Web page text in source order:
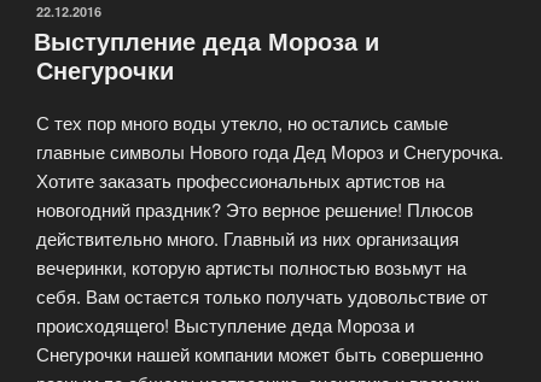
–
самые
праздники»
ОПУБЛИКОВАНО
22.12.2016
Выступление деда Мороза и
Снегурочки
С тех пор много воды утекло, но остались самые
главные символы Нового года Дед Мороз и Снегурочка.
Хотите заказать профессиональных артистов на
новогодний праздник? Это верное решение! Плюсов
действительно много. Главный из них организация
вечеринки, которую артисты полностью возьмут на
себя. Вам остается только получать удовольствие от
происходящего! Выступление деда Мороза и
Снегурочки нашей компании может быть совершенно